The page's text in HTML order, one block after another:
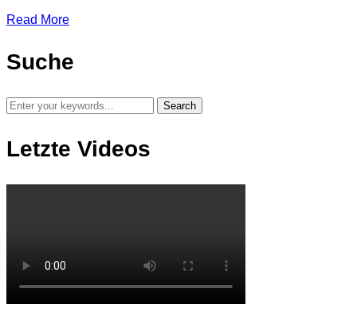
Read More
Suche
Letzte Videos